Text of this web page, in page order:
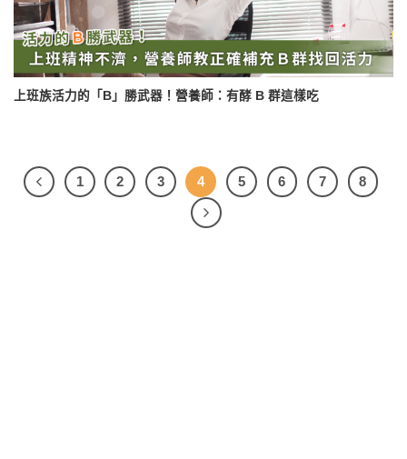
上班族活力的「B」勝武器！營養師：有酵 B 群這樣吃
1 2 3 4 5 6 7 8